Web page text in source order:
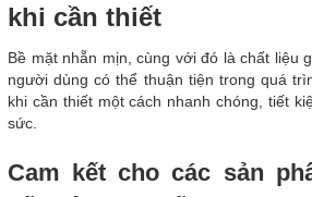
khi cần thiết
Bề mặt nhẵn mịn, cùng với đó là chất liệu
người dùng có thể thuận tiện trong quá
khi cần thiết một cách nhanh chóng, tiết
sức.
Cam kết cho các sản